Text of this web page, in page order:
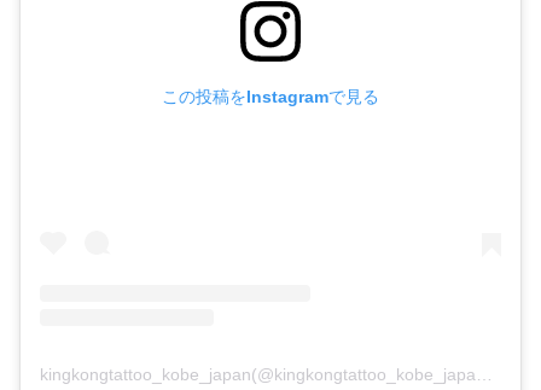
この投稿をInstagramで見る